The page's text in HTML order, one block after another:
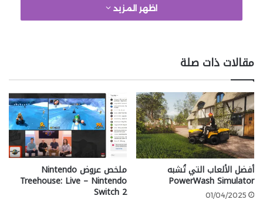
google 2
لنبدأ بأحد التفاصيل التي ربما لاحظتها بنفسك. إذا زرت
روبوت Marko Dragic الحزين في عام 1899 على قمة جبل
مغطى بالثلوج قرب كولتر، ثم قارنته بمظهره إذا عدت إلى
نفس الموقع في عام 1907، ستجد أن روبوت دراجيتش يظهر
عليه الصدأ، ويبدو الروبوت وكأنه تم إهماله وجلس هناك
اظهر المزيد
مقالات ذات صلة
أفضل الألعاب التي تُشبه
PowerWash Simulator
01/04/2025
ملخص عروض Nintendo
Treehouse: Live – Nintendo
Switch 2